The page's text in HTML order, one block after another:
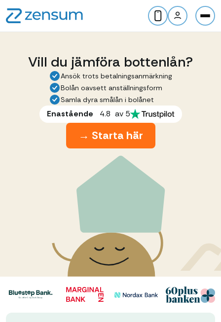
Vill du jämföra bottenlån?
Ansök trots betalningsanmärkning
Bolån oavsett anställningsform
Samla dyra smålån i bolånet
Enastående 4.8 av 5
→ Starta här